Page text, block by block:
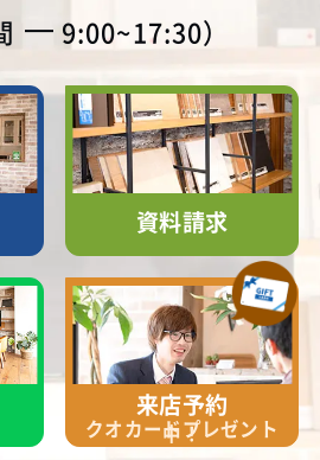
9:00~17:30
資料請求
来店予約
クオカードプレゼント
中！